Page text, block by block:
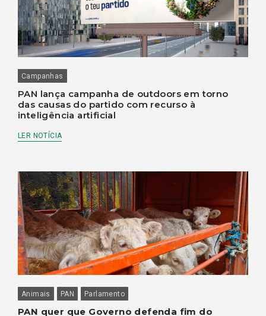
Campanhas
PAN lança campanha de outdoors em torno
das causas do partido com recurso à
inteligência artificial
LER NOTÍCIA
Animais PAN Parlamento
PAN quer que Governo defenda fim do